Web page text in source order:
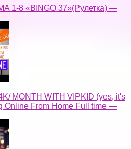
8 «BINGO 37»(Рулетка) —
MONTH WITH VIPKID (yes, it's
Online From Home Full time —